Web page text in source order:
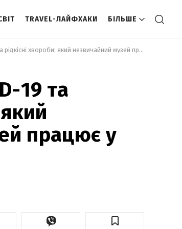
TRAVEL-ЛАЙФХАКИ БІЛЬШЕ
Легені після COVID-19 та рідкісні хвороби: який незвичайний музей працює у Львові
19 та
працює у